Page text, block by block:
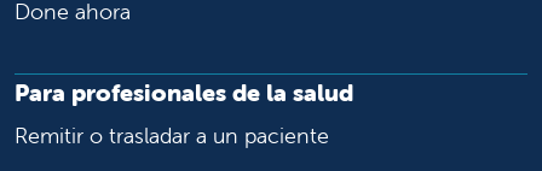
Done ahora
Para profesionales de la salud
Remitir o trasladar a un paciente